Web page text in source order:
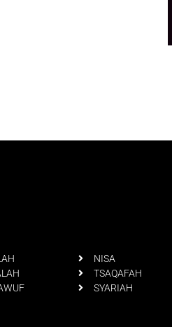
NISA
TSAQAFAH
SYARIAH